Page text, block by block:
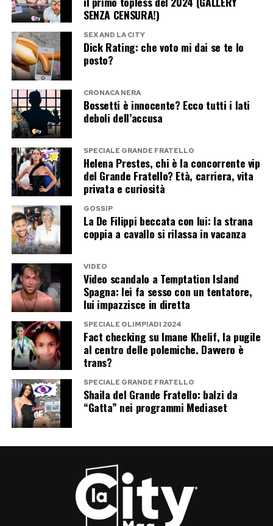
SENZA CENSURA!)
SEX AND LA CITY
Dick Rating: che voto mi dai se te lo
posto?
CRONACA NERA
Bossetti è innocente? Ecco tutti i lati
deboli dell’accusa
SPECIALE GRANDE FRATELLO
Helena Prestes, chi è la concorrente vip
del Grande Fratello? Età, carriera, vita
privata e curiosità
GOSSIP
La De Filippi beccata con lui: la strana
coppia a cavallo si rilassa in vacanza
VIDEO
Video scandalo a Temptation Island
Spagna: lei fa sesso con un tentatore,
lui impazzisce in diretta
SPECIALE OLIMPIADI 2024
Fact checking su Imane Khelif, la pugile
al centro delle polemiche. Davvero è
trans?
SPECIALE GRANDE FRATELLO
Shaila del Grande Fratello: balzi da
“Gatta” nei programmi Mediaset